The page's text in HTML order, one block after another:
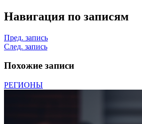
Навигация по записям
Пред. запись
След. запись
Похожие записи
РЕГИОНЫ